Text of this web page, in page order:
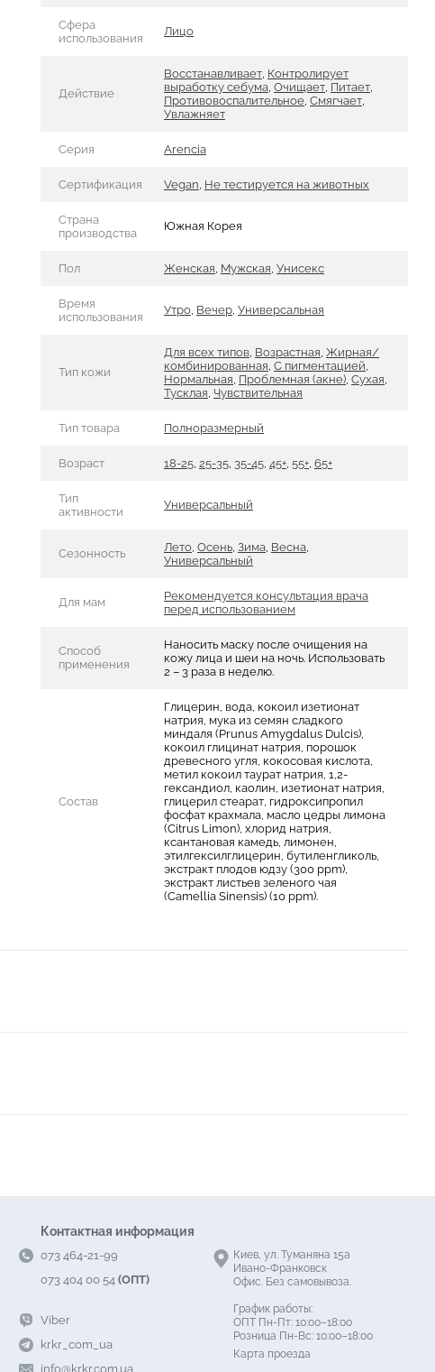
Сфера
использования
Лицо
Действие
Восстанавливает, Контролирует
выработку себума, Очищает, Питает,
Противовоспалительное, Смягчает,
Увлажняет
Серия Arencia
Сертификация Vegan, Не тестируется на животных
Страна
производства
Южная Корея
Пол Женская, Мужская, Унисекс
Время
использования
Утро, Вечер, Универсальная
Тип кожи
Для всех типов, Возрастная, Жирная/
комбинированная, С пигментацией,
Нормальная, Проблемная (акне), Сухая,
Тусклая, Чувствительная
Тип товара Полноразмерный
Возраст 18-25, 25-35, 35-45, 45+, 55+, 65+
Тип
активности
Универсальный
Сезонность Лето, Осень, Зима, Весна,
Универсальный
Для мам
Рекомендуется консультация врача
перед использованием
Способ
применения
Наносить маску после очищения на
кожу лица и шеи на ночь. Использовать
2 – 3 раза в неделю.
Состав
Глицерин, вода, кокоил изетионат
натрия, мука из семян сладкого
миндаля (Prunus Amygdalus Dulcis),
кокоил глицинат натрия, порошок
древесного угля, кокосовая кислота,
метил кокоил таурат натрия, 1,2-
гександиол, каолин, изетионат натрия,
глицерил стеарат, гидроксипропил
фосфат крахмала, масло цедры лимона
(Citrus Limon), хлорид натрия,
ксантановая камедь, лимонен,
этилгексилглицерин, бутиленгликоль,
экстракт плодов юдзу (300 ppm),
экстракт листьев зеленого чая
(Camellia Sinensis) (10 ppm).
Контактная информация
073 464-21-99
073 404 00 54 (ОПТ)
Viber
krkr_com_ua
info@krkr.com.ua
Киев, ул. Туманяна 15а
Ивано-Франковск
Офис. Без самовывоза.
График работы:
ОПТ Пн-Пт: 10:00–18:00
Розница Пн-Вс: 10:00–18:00
Карта проезда